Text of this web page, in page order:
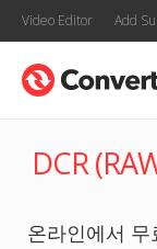
Video Editor Add
DCR
온라인에서